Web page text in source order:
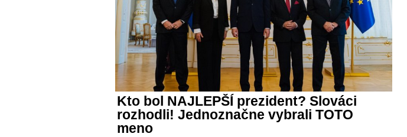
Kto bol NAJLEPŠÍ prezident? Slováci
rozhodli! Jednoznačne vybrali TOTO
meno